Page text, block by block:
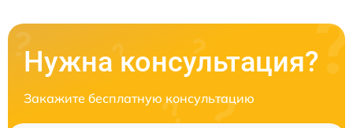
Нужна консультация?
Закажите бесплатную консультацию